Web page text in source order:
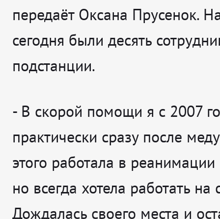
передаёт Оксана Прусенок.
сегодня были десять
подстанции.
- В скорой помощи я с 2007
практически сразу после
этого работала в реанимации
но всегда хотела работать на
Дождалась своего места и